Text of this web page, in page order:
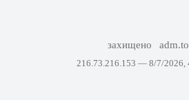
захищено
216.73.216.153 — 8/7/2026,